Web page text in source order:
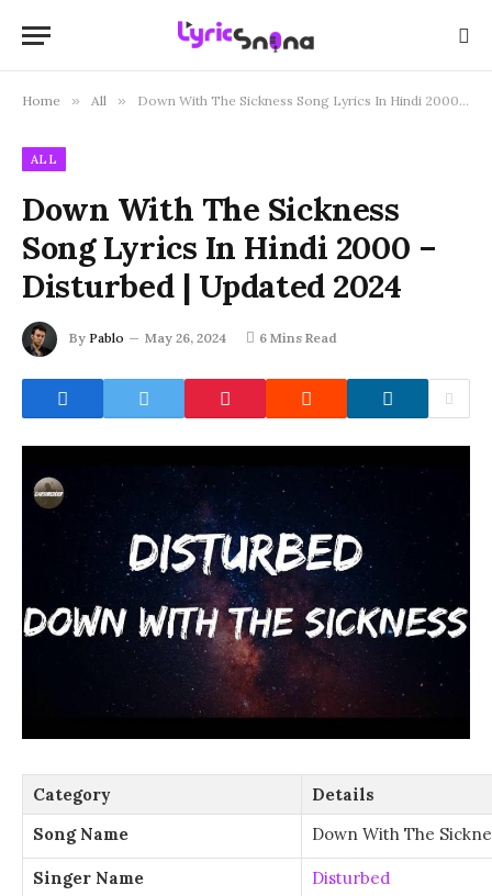
Home » All » Down With The Sickness Song Lyrics In Hindi 2000 – Disturbed | Updated 2024
ALL
Down With The Sickness
Song Lyrics In Hindi 2000 –
Disturbed | Updated 2024
By Pablo May 26, 2024 6 Mins Read
Category
Details
Song Name
Down With The
Singer Name Disturbed